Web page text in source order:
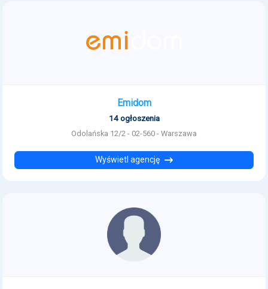
Emidom
14 ogłoszenia
Odolańska 12/2 - 02-560 - Warszawa
Wyświetl agencję